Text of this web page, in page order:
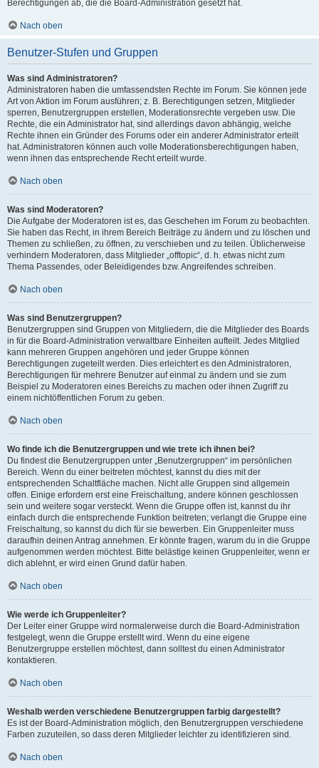
Berechtigungen ab, die die Board-Administration gesetzt hat.
Nach oben
Benutzer-Stufen und Gruppen
Was sind Administratoren?
Administratoren haben die umfassendsten Rechte im Forum. Sie können jede
Art von Aktion im Forum ausführen; z. B. Berechtigungen setzen, Mitglieder
sperren, Benutzergruppen erstellen, Moderationsrechte vergeben usw. Die
Rechte, die ein Administrator hat, sind allerdings davon abhängig, welche
Rechte ihnen ein Gründer des Forums oder ein anderer Administrator erteilt
hat. Administratoren können auch volle Moderationsberechtigungen haben,
wenn ihnen das entsprechende Recht erteilt wurde.
Nach oben
Was sind Moderatoren?
Die Aufgabe der Moderatoren ist es, das Geschehen im Forum zu beobachten.
Sie haben das Recht, in ihrem Bereich Beiträge zu ändern und zu löschen und
Themen zu schließen, zu öffnen, zu verschieben und zu teilen. Üblicherweise
verhindern Moderatoren, dass Mitglieder „offtopic“, d. h. etwas nicht zum
Thema Passendes, oder Beleidigendes bzw. Angreifendes schreiben.
Nach oben
Was sind Benutzergruppen?
Benutzergruppen sind Gruppen von Mitgliedern, die die Mitglieder des Boards
in für die Board-Administration verwaltbare Einheiten aufteilt. Jedes Mitglied
kann mehreren Gruppen angehören und jeder Gruppe können
Berechtigungen zugeteilt werden. Dies erleichtert es den Administratoren,
Berechtigungen für mehrere Benutzer auf einmal zu ändern und sie zum
Beispiel zu Moderatoren eines Bereichs zu machen oder ihnen Zugriff zu
einem nichtöffentlichen Forum zu geben.
Nach oben
Wo finde ich die Benutzergruppen und wie trete ich ihnen bei?
Du findest die Benutzergruppen unter „Benutzergruppen“ im persönlichen
Bereich. Wenn du einer beitreten möchtest, kannst du dies mit der
entsprechenden Schaltfläche machen. Nicht alle Gruppen sind allgemein
offen. Einige erfordern erst eine Freischaltung, andere können geschlossen
sein und weitere sogar versteckt. Wenn die Gruppe offen ist, kannst du ihr
einfach durch die entsprechende Funktion beitreten; verlangt die Gruppe eine
Freischaltung, so kannst du dich für sie bewerben. Ein Gruppenleiter muss
daraufhin deinen Antrag annehmen. Er könnte fragen, warum du in die Gruppe
aufgenommen werden möchtest. Bitte belästige keinen Gruppenleiter, wenn er
dich ablehnt, er wird einen Grund dafür haben.
Nach oben
Wie werde ich Gruppenleiter?
Der Leiter einer Gruppe wird normalerweise durch die Board-Administration
festgelegt, wenn die Gruppe erstellt wird. Wenn du eine eigene
Benutzergruppe erstellen möchtest, dann solltest du einen Administrator
kontaktieren.
Nach oben
Weshalb werden verschiedene Benutzergruppen farbig dargestellt?
Es ist der Board-Administration möglich, den Benutzergruppen verschiedene
Farben zuzuteilen, so dass deren Mitglieder leichter zu identifizieren sind.
Nach oben